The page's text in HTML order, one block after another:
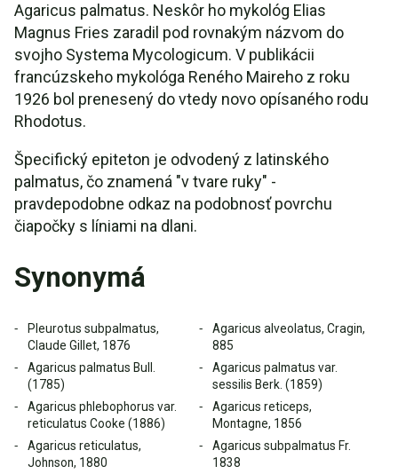
Agaricus palmatus. Neskôr ho mykológ Elias
Magnus Fries zaradil pod rovnakým názvom do
svojho Systema Mycologicum. V publikácii
francúzskeho mykológa Reného Maireho z roku
1926 bol prenesený do vtedy novo opísaného rodu
Rhodotus.
Špecifický epiteton je odvodený z latinského
palmatus, čo znamená "v tvare ruky" -
pravdepodobne odkaz na podobnosť povrchu
čiapočky s líniami na dlani.
Synonymá
Pleurotus subpalmatus,
Claude Gillet, 1876
Agaricus alveolatus, Cragin,
885
Agaricus palmatus Bull.
(1785)
Agaricus palmatus var.
sessilis Berk. (1859)
Agaricus phlebophorus var.
reticulatus Cooke (1886)
Agaricus reticeps,
Montagne, 1856
Agaricus reticulatus,
Johnson, 1880
Agaricus subpalmatus Fr.
1838